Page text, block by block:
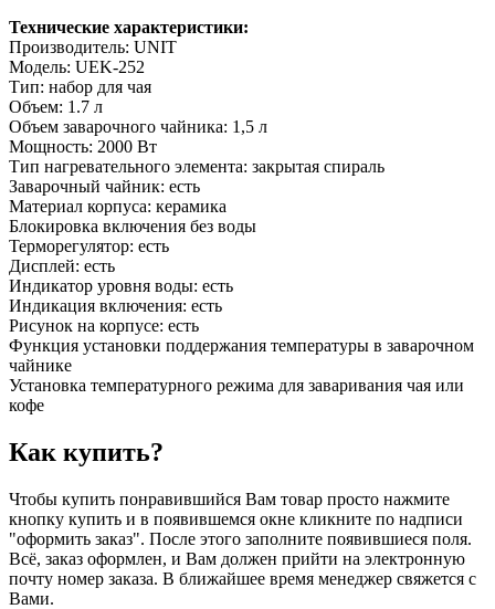
Технические характеристики:
Производитель: UNIT
Модель: UEK-252
Тип: набор для чая
Объем: 1.7 л
Объем заварочного чайника: 1,5 л
Мощность: 2000 Вт
Тип нагревательного элемента: закрытая спираль
Заварочный чайник: есть
Материал корпуса: керамика
Блокировка включения без воды
Терморегулятор: есть
Дисплей: есть
Индикатор уровня воды: есть
Индикация включения: есть
Рисунок на корпусе: есть
Функция установки поддержания температуры в заварочном
чайнике
Установка температурного режима для заваривания чая или
кофе
Как купить?
Чтобы купить понравившийся Вам товар просто нажмите
кнопку купить и в появившемся окне кликните по надписи
"оформить заказ". После этого заполните появившиеся поля.
Всё, заказ оформлен, и Вам должен прийти на электронную
почту номер заказа. В ближайшее время менеджер свяжется с
Вами.